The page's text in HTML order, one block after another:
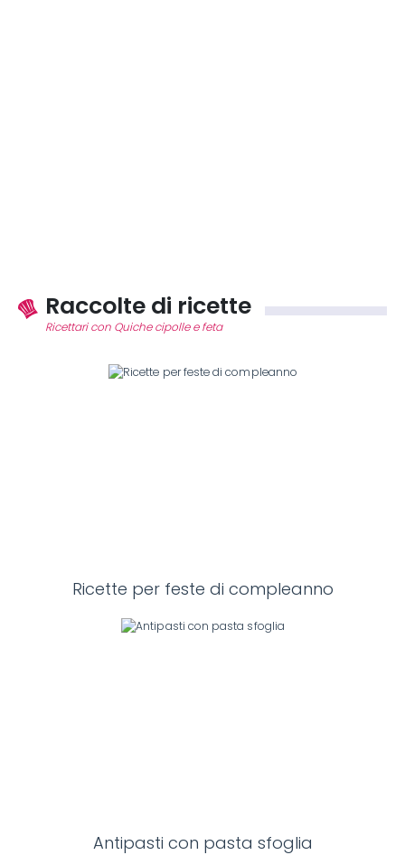
Raccolte di ricette
Ricettari con Quiche cipolle e feta
Ricette per feste di compleanno
Antipasti con pasta sfoglia